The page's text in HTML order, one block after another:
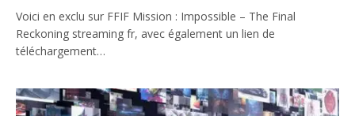
Voici en exclu sur FFIF Mission : Impossible – The Final
Reckoning streaming fr, avec également un lien de
téléchargement…